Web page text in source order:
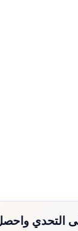
التحدي